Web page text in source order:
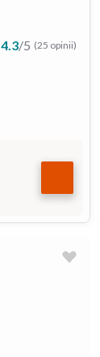
4.3/5 (25 opinii)